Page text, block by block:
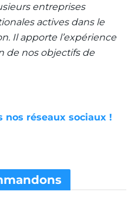
entreprises
actives dans le
Il apporte l’expérience
de nos objectifs de
nos réseaux sociaux !